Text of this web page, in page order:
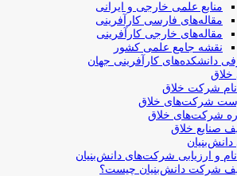
منابع علمی خارجی و ایرانی
مقاله‌های فارسی کارآفرینی
مقاله‌های خارجی کارآفرینی
نقشه جامع علمی کشور
دانشکده‌های کارآفرینی جهان
شرکت خلاق
شرکت‌های خلاق
شرکت‌های خلاق
صنایع خلاق
و ارزیابی شرکت‌های دانش‌بنیان
شرکت دانش‌بنیان چیست؟